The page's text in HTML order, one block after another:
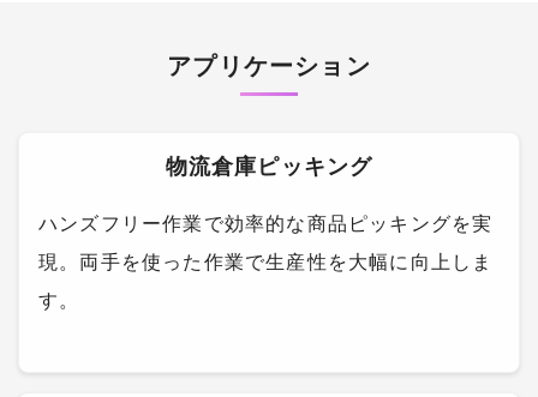
アプリケーション
物流倉庫ピッキング
ハンズフリー作業で効率的な商品ピッキングを実
現。両手を使った作業で生産性を大幅に向上しま
す。